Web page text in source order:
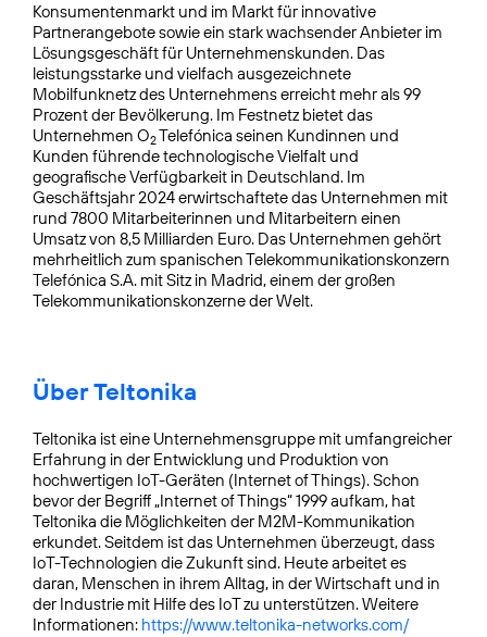
Konsumentenmarkt und im Markt für innovative
Partnerangebote sowie ein stark wachsender Anbieter im
Lösungsgeschäft für Unternehmenskunden. Das
leistungsstarke und vielfach ausgezeichnete
Mobilfunknetz des Unternehmens erreicht mehr als 99
Prozent der Bevölkerung. Im Festnetz bietet das
Unternehmen O2Telefónica seinen Kundinnen und
Kunden führende technologische Vielfalt und
geografische Verfügbarkeit in Deutschland. Im
Geschäftsjahr 2024 erwirtschaftete das Unternehmen mit
rund 7800 Mitarbeiterinnen und Mitarbeitern einen
Umsatz von 8,5 Milliarden Euro. Das Unternehmen gehört
mehrheitlich zum spanischen Telekommunikationskonzern
Telefónica S.A. mit Sitz in Madrid, einem der großen
Telekommunikationskonzerne der Welt.
Über Teltonika
Teltonika ist eine Unternehmensgruppe mit umfangreicher
Erfahrung in der Entwicklung und Produktion von
hochwertigen IoT-Geräten (Internet of Things). Schon
bevor der Begriff „Internet of Things“ 1999 aufkam, hat
Teltonika die Möglichkeiten der M2M-Kommunikation
erkundet. Seitdem ist das Unternehmen überzeugt, dass
IoT-Technologien die Zukunft sind. Heute arbeitet es
daran, Menschen in ihrem Alltag, in der Wirtschaft und in
der Industrie mit Hilfe des IoT zu unterstützen. Weitere
Informationen: https://www.teltonika-networks.com/